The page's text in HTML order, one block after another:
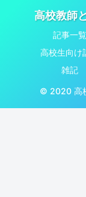
高校教師
記事一覧
高校生向け
雑記
© 2020 高